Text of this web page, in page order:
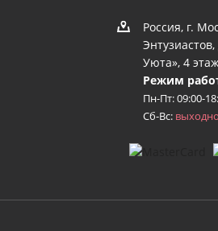
Россия, г.
Уюта», 4
Режим
Пн-Пт: 09:00-
Сб-Вс: